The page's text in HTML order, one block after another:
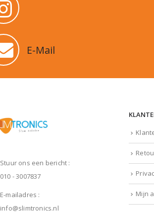
E-Mail
Stuur ons een bericht :
010 - 3007837
E-mailadres :
info@slimtronics.nl
Mijn